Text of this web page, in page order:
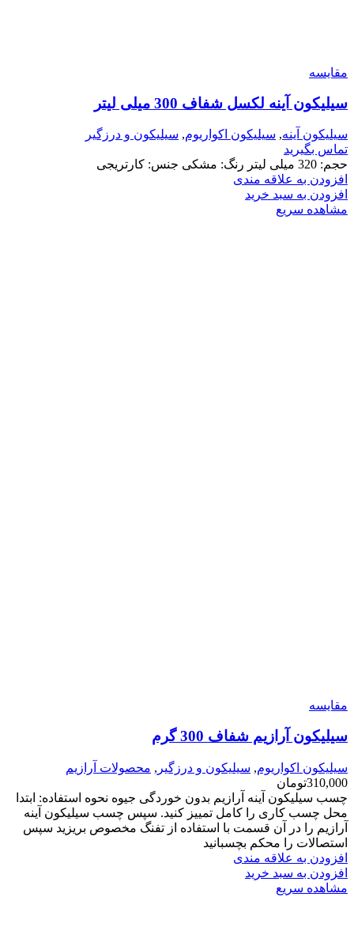
مقایسه
سیلیکون آینه لکسل شفاف 300 میلی لیتر
سیلیکون آینه, سیلیکون اکواریوم, سیلیکون و درزگیر
تماس بگیرید
حجم: 320 میلی لیتر رنگ: مشکی جنس: کارتریجی
افزودن به علاقه مندی
افزودن به سبد خرید
مشاهده سریع
مقایسه
سیلیکون آرازیم شفاف 300 گرم
سیلیکون اکواریوم, سیلیکون و درزگیر , محصولات آرازیم
310,000تومان
چسب سیلیکون آینه آرازیم بدون خوردگی جیوه نحوه استفاده: ابتدا
محل چسب کاری را کامل تمییز کنید. سپس چسب سیلیکون آینه
آرازیم را در آن قسمت با استفاده از تفنگ مخصوص بریزید سپس
استصالات را محکم بچسبانید
افزودن به علاقه مندی
افزودن به سبد خرید
مشاهده سریع